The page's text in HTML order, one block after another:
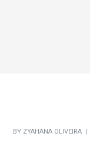
BY ZYAHANA OLIVEIRA